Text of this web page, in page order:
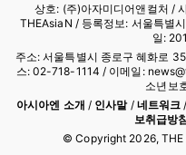
상호: (주)아자미디어앤컬처 /
THEAsiaN / 등록정보: 서울특별
일:
주소: 서울특별시 종로구 혜화로
스: 02-718-1114 / 이메일:
소년보
아시아엔 소개 / 인사말/ 네트워크
보취급방
© Copyright 2026, THE